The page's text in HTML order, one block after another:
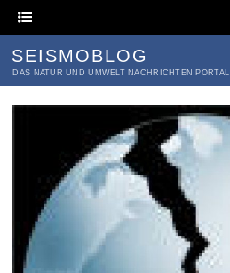
SEISMOBLOG
DAS NATUR UND UMWELT NACHRICHTEN PORTAL